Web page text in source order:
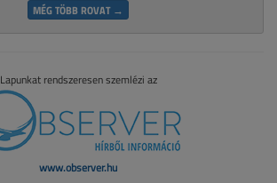
MÉG TÖBB ROVAT →
Lapunkat rendszeresen szemlézi az
www.observer.hu